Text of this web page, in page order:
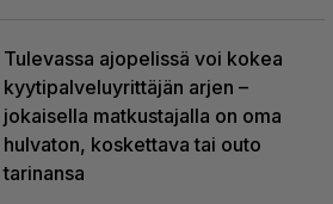
Tulevassa ajopelissä voi kokea
kyytipalveluyrittäjän arjen –
jokaisella matkustajalla on oma
hulvaton, koskettava tai outo
tarinansa